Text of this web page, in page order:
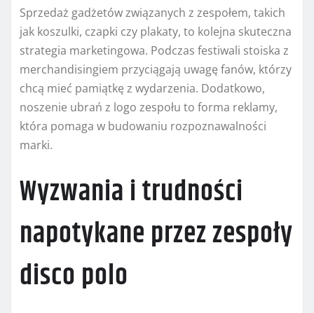
Sprzedaż gadżetów związanych z zespołem, takich
jak koszulki, czapki czy plakaty, to kolejna skuteczna
strategia marketingowa. Podczas festiwali stoiska z
merchandisingiem przyciągają uwagę fanów, którzy
chcą mieć pamiątkę z wydarzenia. Dodatkowo,
noszenie ubrań z logo zespołu to forma reklamy,
która pomaga w budowaniu rozpoznawalności
marki.
Wyzwania i trudności
napotykane przez zespoły
disco polo